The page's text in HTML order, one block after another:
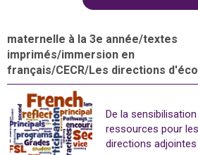
maternelle à la 3e année/textes
imprimés/immersion en
français/CECR/Les directions
De la
ressources pour
directions adjointes